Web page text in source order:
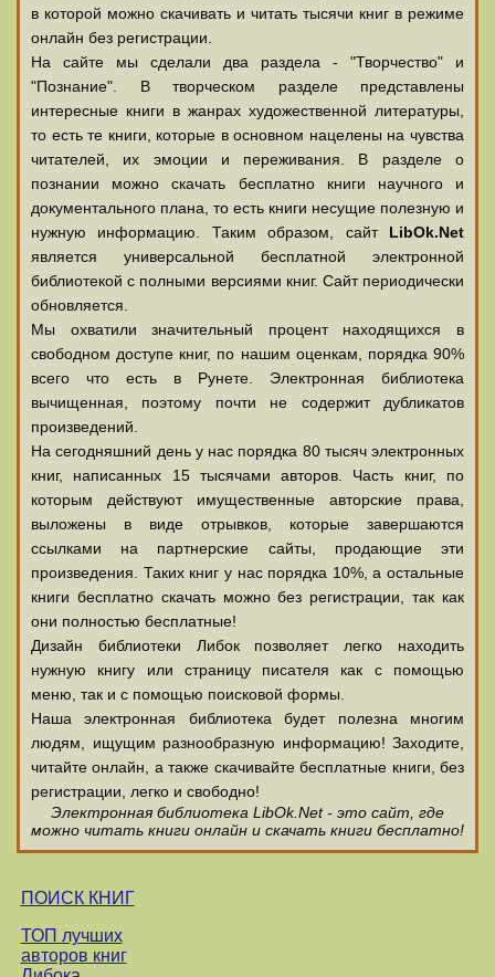
в которой можно скачивать и читать тысячи книг в режиме
онлайн без регистрации.
На сайте мы сделали два раздела - "Творчество" и
"Познание". В творческом разделе представлены
интересные книги в жанрах художественной литературы,
то есть те книги, которые в основном нацелены на чувства
читателей, их эмоции и переживания. В разделе о
познании можно скачать бесплатно книги научного и
документального плана, то есть книги несущие полезную и
нужную информацию. Таким образом, сайт LibOk.Net
является универсальной бесплатной электронной
библиотекой с полными версиями книг. Сайт периодически
обновляется.
Мы охватили значительный процент находящихся в
свободном доступе книг, по нашим оценкам, порядка 90%
всего что есть в Рунете. Электронная библиотека
вычищенная, поэтому почти не содержит дубликатов
произведений.
На сегодняшний день у нас порядка 80 тысяч электронных
книг, написанных 15 тысячами авторов. Часть книг, по
которым действуют имущественные авторские права,
выложены в виде отрывков, которые завершаются
ссылками на партнерские сайты, продающие эти
произведения. Таких книг у нас порядка 10%, а остальные
книги бесплатно скачать можно без регистрации, так как
они полностью бесплатные!
Дизайн библиотеки Либок позволяет легко находить
нужную книгу или страницу писателя как с помощью
меню, так и с помощью поисковой формы.
Наша электронная библиотека будет полезна многим
людям, ищущим разнообразную информацию! Заходите,
читайте онлайн, а также скачивайте бесплатные книги, без
регистрации, легко и свободно!
Электронная библиотека LibOk.Net - это сайт, где
можно читать книги онлайн и скачать книги бесплатно!
ПОИСК КНИГ
ТОП лучших
авторов книг